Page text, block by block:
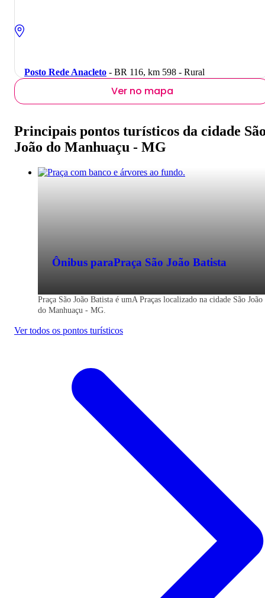
Posto Rede Anacleto - BR 116, km 598 - Rural
Ver no mapa
Principais pontos turísticos da cidade
João do Manhuaçu - MG
Ônibus paraPraça São João Batista
Praça São João Batista é umA Praças localizado na cidade São João
do Manhuaçu - MG.
Ver todos os pontos turísticos